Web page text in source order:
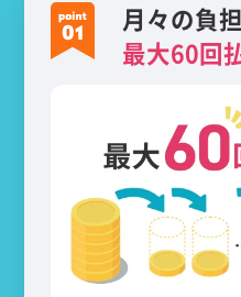
月々の負
最大60回